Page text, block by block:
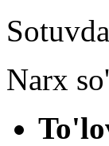
Narx